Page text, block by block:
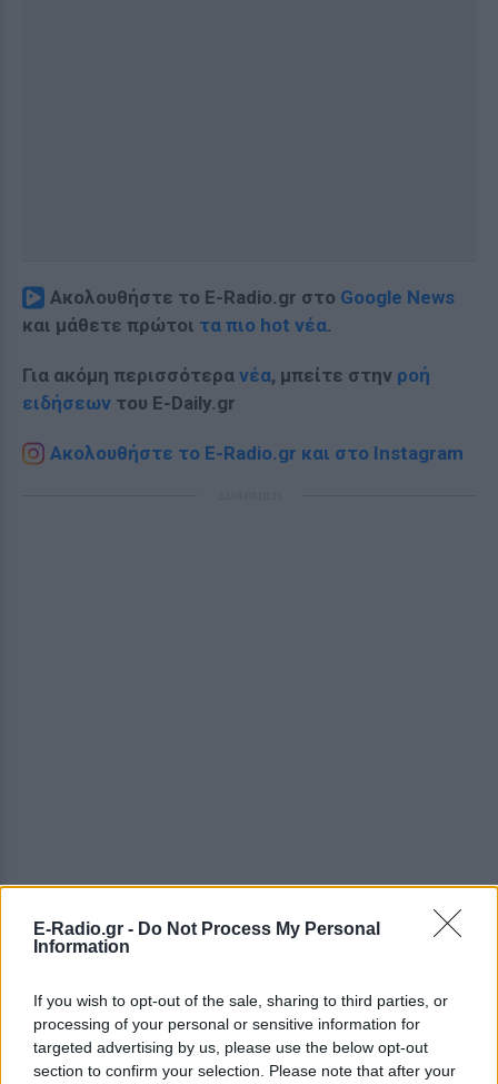
E-Radio.gr - Do Not Process My Personal
Information
If you wish to opt-out of the sale, sharing to third parties, or
processing of your personal or sensitive information for
targeted advertising by us, please use the below opt-out
section to confirm your selection. Please note that after your
Ακολουθήστε το E-Radio.gr στο Google News
και μάθετε πρώτοι τα πιο hot νέα.
Για ακόμη περισσότερα νέα, μπείτε στην ροή
ειδήσεων του E-Daily.gr
Ακολουθήστε το E-Radio.gr και στο Instagram
ΔΕΙΤΕ ΕΠΙΣΗΣ